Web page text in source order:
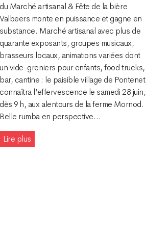
du Marché artisanal & Fête de la bière
Valbeers monte en puissance et gagne en
substance. Marché artisanal avec plus de
quarante exposants, groupes musicaux,
brasseurs locaux, animations variées dont
un vide-greniers pour enfants, food trucks,
bar, cantine : le paisible village de Pontenet
connaîtra l’effervescence le samedi 28 juin,
dès 9 h, aux alentours de la ferme Mornod.
Belle rumba en perspective…
Lire plus